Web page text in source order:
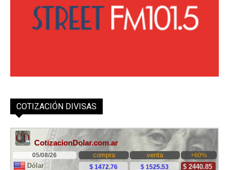
COTIZACIÓN DIVISAS